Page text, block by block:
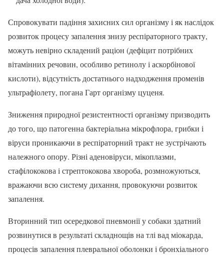
Спровокувати падіння захисних сил організму і як наслідок
розвиток процесу запалення знизу респіраторного тракту,
можуть невірно складений раціон (дефіцит потрібних
вітамінних речовин, особливо ретинолу і аскорбінової
кислоти), відсутність достатнього надходження променів
ультрафіолету, погана Гарт організму цуценя.
Зниження природної резистентності організму призводить
до того, що патогенна бактеріальна мікрофлора, грибки і
віруси проникаючи в респіраторний тракт не зустрічають
належного опору. Різні аденовіруси, мікоплазми,
стафілококова і стрептококова хвороба, розмножуються,
вражаючи всю систему дихання, провокуючи розвиток
запалення.
Вторинний тип осередкової пневмонії у собаки здатний
розвинутися в результаті складнощів на тлі вад міокарда,
процесів запалення плевральної оболонки і бронхіального